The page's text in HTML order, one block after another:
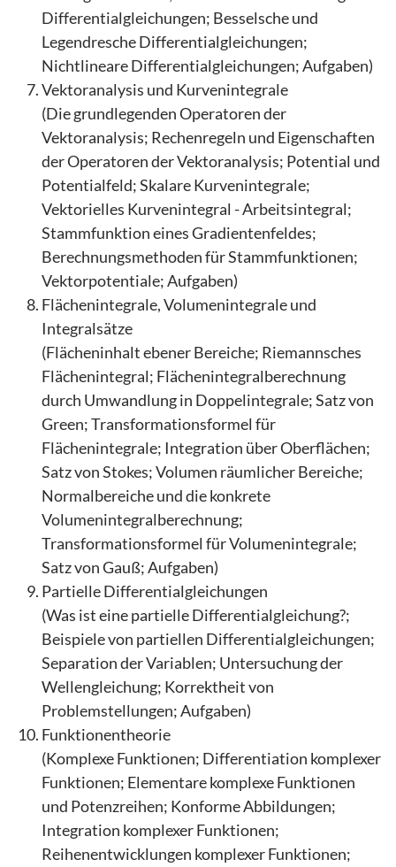
Differentialgleichungen; Besselsche und
Legendresche Differentialgleichungen;
Nichtlineare Differentialgleichungen; Aufgaben)
Vektoranalysis und Kurvenintegrale
(Die grundlegenden Operatoren der
Vektoranalysis; Rechenregeln und Eigenschaften
der Operatoren der Vektoranalysis; Potential und
Potentialfeld; Skalare Kurvenintegrale;
Vektorielles Kurvenintegral - Arbeitsintegral;
Stammfunktion eines Gradientenfeldes;
Berechnungsmethoden für Stammfunktionen;
Vektorpotentiale; Aufgaben)
Flächenintegrale, Volumenintegrale und
Integralsätze
(Flächeninhalt ebener Bereiche; Riemannsches
Flächenintegral; Flächenintegralberechnung
durch Umwandlung in Doppelintegrale; Satz von
Green; Transformationsformel für
Flächenintegrale; Integration über Oberflächen;
Satz von Stokes; Volumen räumlicher Bereiche;
Normalbereiche und die konkrete
Volumenintegralberechnung;
Transformationsformel für Volumenintegrale;
Satz von Gauß; Aufgaben)
Partielle Differentialgleichungen
(Was ist eine partielle Differentialgleichung?;
Beispiele von partiellen Differentialgleichungen;
Separation der Variablen; Untersuchung der
Wellengleichung; Korrektheit von
Problemstellungen; Aufgaben)
Funktionentheorie
(Komplexe Funktionen; Differentiation komplexer
Funktionen; Elementare komplexe Funktionen
und Potenzreihen; Konforme Abbildungen;
Integration komplexer Funktionen;
Reihenentwicklungen komplexer Funktionen;